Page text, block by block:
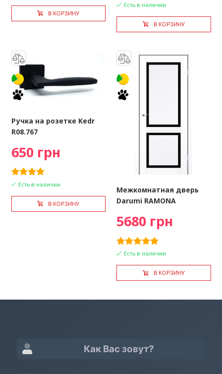
В КОРЗИНУ
Есть в наличии
В КОРЗИНУ
Ручка на розетке Kedr
R08.767
650 грн
Есть в наличии
В КОРЗИНУ
Межкомнатная дверь
Darumi RAMONA
5680 грн
Есть в наличии
В КОРЗИНУ